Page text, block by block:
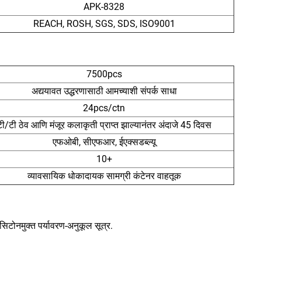
APK-8328
REACH, ROSH, SGS, SDS, ISO9001
7500pcs
अद्ययावत उद्धरणासाठी आमच्याशी संपर्क साधा
24pcs/ctn
टी ठेव आणि मंजूर कलाकृती प्राप्त झाल्यानंतर अंदाजे 45 दिवस
एफओबी, सीएफआर, ईएक्सडब्ल्यू
10+
व्यावसायिक धोकादायक सामग्री कंटेनर वाहतूक
पर्यावरण-अनुकूल सूत्र.